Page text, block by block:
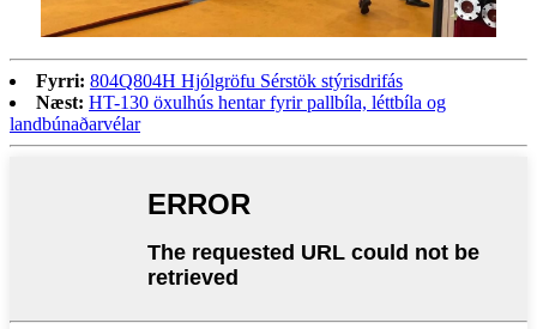
Fyrri: 804Q804H Hjólgröfu Sérstök stýrisdrifás
Næst: HT-130 öxulhús hentar fyrir pallbíla, léttbíla og
landbúnaðarvélar